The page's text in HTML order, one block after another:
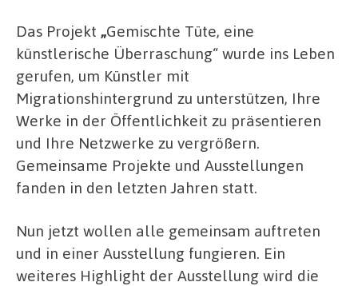
Das Projekt „Gemischte Tüte, eine
künstlerische Überraschung“ wurde ins Leben
gerufen, um Künstler mit
Migrationshintergrund zu unterstützen, Ihre
Werke in der Öffentlichkeit zu präsentieren
und Ihre Netzwerke zu vergrößern.
Gemeinsame Projekte und Ausstellungen
fanden in den letzten Jahren statt.
Nun jetzt wollen alle gemeinsam auftreten
und in einer Ausstellung fungieren. Ein
weiteres Highlight der Ausstellung wird die